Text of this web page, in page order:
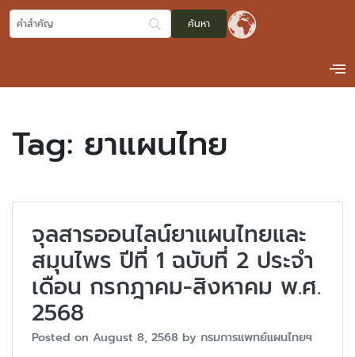
Tag: ยาแผนไทย
จุลสารออนไลน์ยาแผนไทยและ
สมุนไพร ปีที่ 1 ฉบับที่ 2 ประจำ
เดือน กรกฎาคม-สิงหาคม พ.ศ.
2568
Posted on August 8, 2568 by กรมการแพทย์แผนไทยฯ